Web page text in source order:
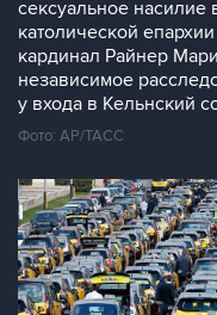
сексуальное
католической
кардинал Райнер
независимое
у входа в Кельнский
Фото: AP/ТАСС